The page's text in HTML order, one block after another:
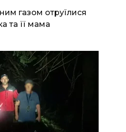
газом отруїлися
та її мама